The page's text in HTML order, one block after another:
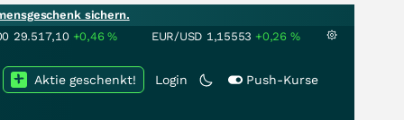
sichern.
29.517,10 +0,46% EUR/USD 1,15553 +0,26 %
Login Push-Kurse
Aktie geschenkt!